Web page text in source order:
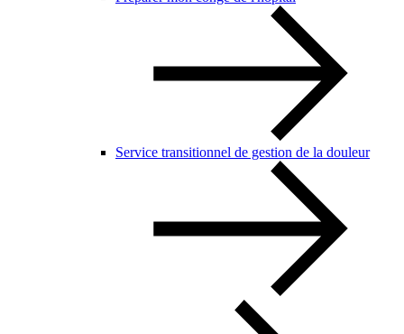
Service transitionnel de gestion de la douleur